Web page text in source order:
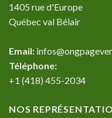
1405 rue d'Europe
Québec val Bélair
Email:
Téléphone:
+1 (418) 455-2034
NOS